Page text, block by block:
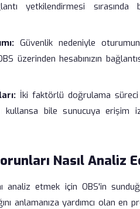
yetkilendirmesi
Güvenlik nedeniyle
üzerinden hesabınızın
İki faktörlü doğrulama süreci
kullansa bile sunucuya erişim
Nasıl Analiz
analiz etmek için OBS'in
anlamanıza yardımcı olan en